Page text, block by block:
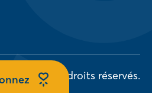
2026.Tous droits réservés.